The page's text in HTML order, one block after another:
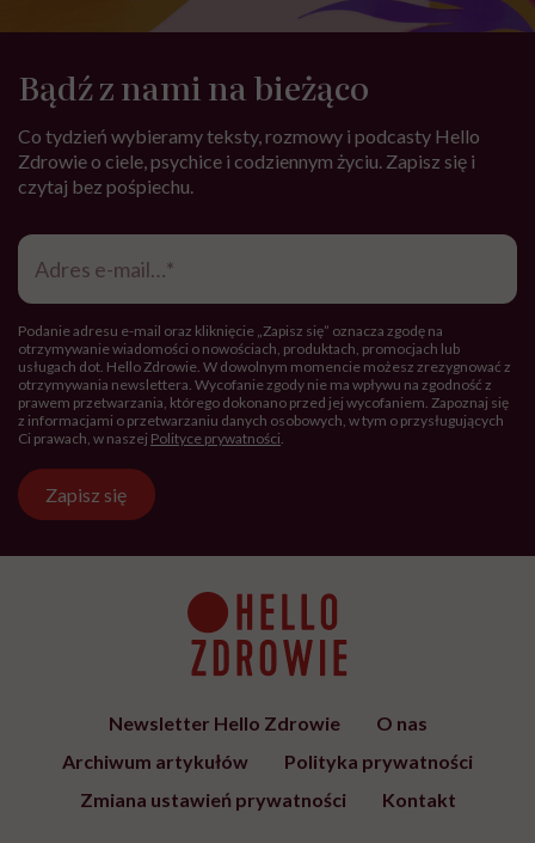
Bądź z nami na bieżąco
Co tydzień wybieramy teksty, rozmowy i podcasty Hello
Zdrowie o ciele, psychice i codziennym życiu. Zapisz się i
czytaj bez pośpiechu.
Adres
mail*
Podanie adresu e-mail oraz kliknięcie „Zapisz się” oznacza zgodę na
otrzymywanie wiadomości o nowościach, produktach, promocjach lub
usługach dot. Hello Zdrowie. W dowolnym momencie możesz zrezygnować z
otrzymywania newslettera. Wycofanie zgody nie ma wpływu na zgodność z
prawem przetwarzania, którego dokonano przed jej wycofaniem. Zapoznaj się
z informacjami o przetwarzaniu danych osobowych, w tym o przysługujących
Ci prawach, w naszej Polityce prywatności.
Zapisz się
Newsletter Hello Zdrowie
O nas
Archiwum artykułów
Polityka prywatności
Zmiana ustawień prywatności
Kontakt